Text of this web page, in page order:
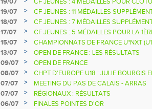
19/07
>
CF JEUNES : 11 MÉDAILLES
18/07
>
CF JEUNES : 7 MÉDAILLES
17/07
>
CF JEUNES : 5 MÉDAILLES POUR LA
15/07
>
CHAMPIONNATS DE FRANCE U*NXT
13/07
>
OPEN DE FRANCE : LES RÉSULTATS
09/07
>
OPEN DE FRANCE
08/07
>
CHPT D'EUROPE U18 : JULIE BOURGIS
07/07
>
MEETING DU PAS DE CALAIS - ARRAS
07/07
>
RÉGIONAUX : RÉSULTATS
06/07
> FINALES POINTES D'OR